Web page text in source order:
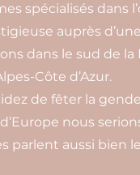
spécialisés dans
auprès
dans le sud de
Côte d’Azur.
de fêter la
nous
parlent aussi bien